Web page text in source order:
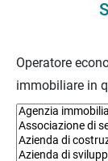
Operatore
immobiliare in